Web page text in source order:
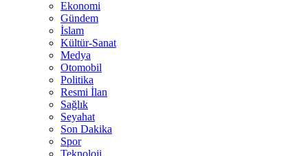
Ekonomi
Gündem
İslam
Kültür-Sanat
Medya
Otomobil
Politika
Resmi İlan
Sağlık
Seyahat
Son Dakika
Spor
Teknoloji